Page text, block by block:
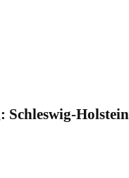
Schleswig-